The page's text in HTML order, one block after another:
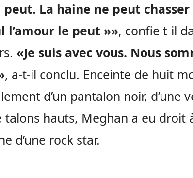
La haine ne peut chasser
l’amour le peut »», confie t-il
«Je suis avec vous. Nous
, a-t-il conclu. Enceinte de huit
d’un pantalon noir, d’une
talons hauts, Meghan a eu droit
d’une rock star.